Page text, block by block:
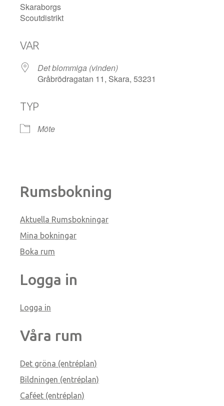
Skaraborgs
Scoutdistrikt
VAR
Det blommiga (vinden)
Gråbrödragatan 11, Skara, 53231
TYP
Möte
Rumsbokning
Aktuella Rumsbokningar
Mina bokningar
Boka rum
Logga in
Logga in
Våra rum
Det gröna (entréplan)
Bildningen (entréplan)
Caféet (entréplan)